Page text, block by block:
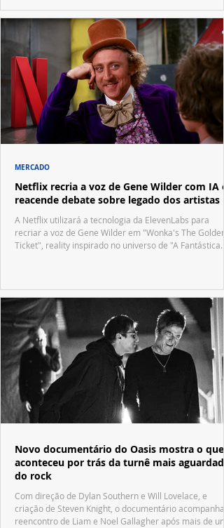
Netflix recria a voz de Gene Wilder com IA e
reacende debate sobre legado dos artistas
A Netflix utilizará a tecnologia da ElevenLabs para
recriar a voz de Gene Wilder em "Wonka's The Golden
Ticket", reality inspirado no universo de "A Fantástica
MERCADO
Novo documentário do Oasis mostra o que
aconteceu por trás da turnê mais aguardada
do rock
Com direção de Dylan Southern e Will Lovelace, e
criação de Steven Knight, o documentário acompanha
reencontro de Liam e Noel Gallagher após mais de